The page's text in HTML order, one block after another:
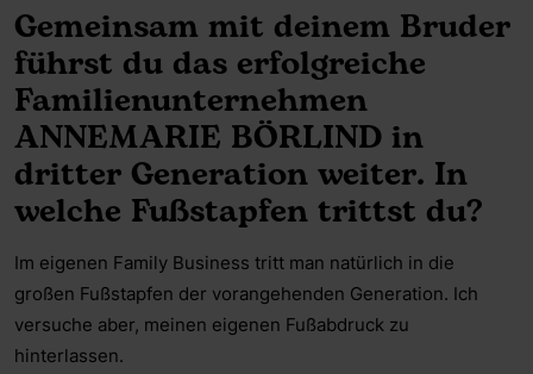
Gemeinsam mit deinem Bruder
führst du das erfolgreiche
Familienunternehmen
ANNEMARIE BÖRLIND in
dritter Generation weiter. In
welche Fußstapfen trittst du?
Im eigenen Family Business tritt man natürlich in die
großen Fußstapfen der vorangehenden Generation. Ich
versuche aber, meinen eigenen Fußabdruck zu
hinterlassen.